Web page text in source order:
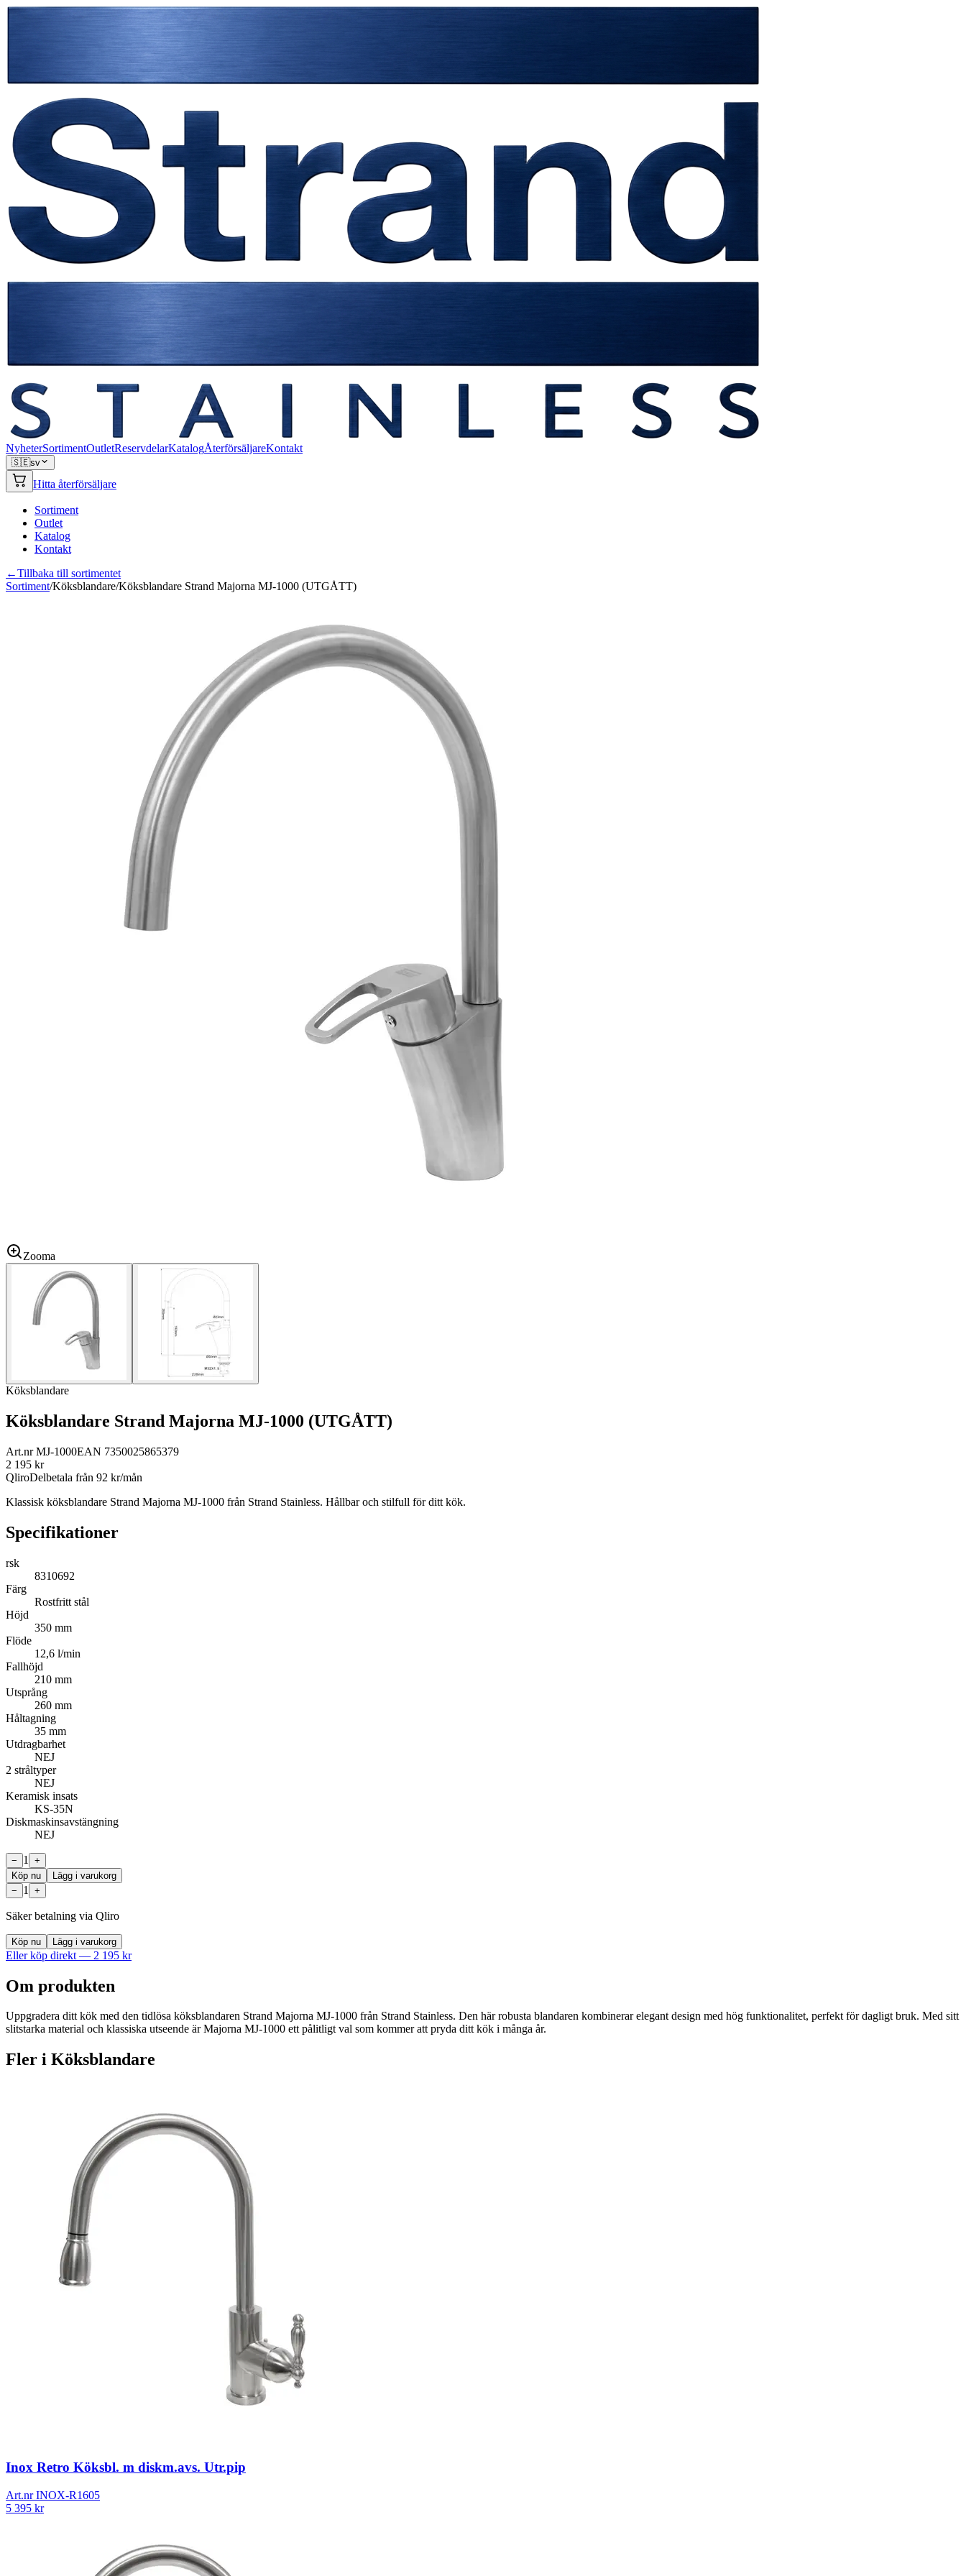
NyheterSortimentOutletReservdelarKatalogÅterförsäljareKontakt
🇸🇪sv
Hitta återförsäljare
Sortiment
Outlet
Katalog
Kontakt
←Tillbaka till sortimentet
Sortiment/Köksblandare/Köksblandare Strand Majorna MJ-1000 (UTGÅTT)
Zooma
Köksblandare
Köksblandare Strand Majorna MJ-1000 (UTGÅTT)
Art.nrMJ-1000EAN 7350025865379
2 195 kr
QliroDelbetala från 92 kr/mån
Klassisk köksblandare Strand Majorna MJ-1000 från Strand Stainless. Hållbar och stilfull för ditt kök.
Specifikationer
rsk
8310692
Färg
Rostfritt stål
Höjd
350 mm
Flöde
12,6 l/min
Fallhöjd
210 mm
Utsprång
260 mm
Håltagning
35 mm
Utdragbarhet
NEJ
2 stråltyper
NEJ
Keramisk insats
KS-35N
Diskmaskinsavstängning
NEJ
− 1
+
Köp nu
Lägg i varukorg
−
1 +
Säker betalning via Qliro
Köp nu Lägg i varukorg
Eller köp direkt — 2 195 kr
Om produkten
Uppgradera ditt kök med den tidlösa köksblandaren Strand Majorna MJ-1000 från Strand Stainless. Den här robusta blandaren kombinerar elegant design med hög funktionalitet, perfekt för dagligt bruk. Med sitt
slitstarka material och klassiska utseende är Majorna MJ-1000 ett pålitligt val som kommer att pryda ditt kök i många år.
Fler i Köksblandare
Inox Retro Köksbl. m diskm.avs. Utr.pip
Art.nrINOX-R1605
5 395 kr